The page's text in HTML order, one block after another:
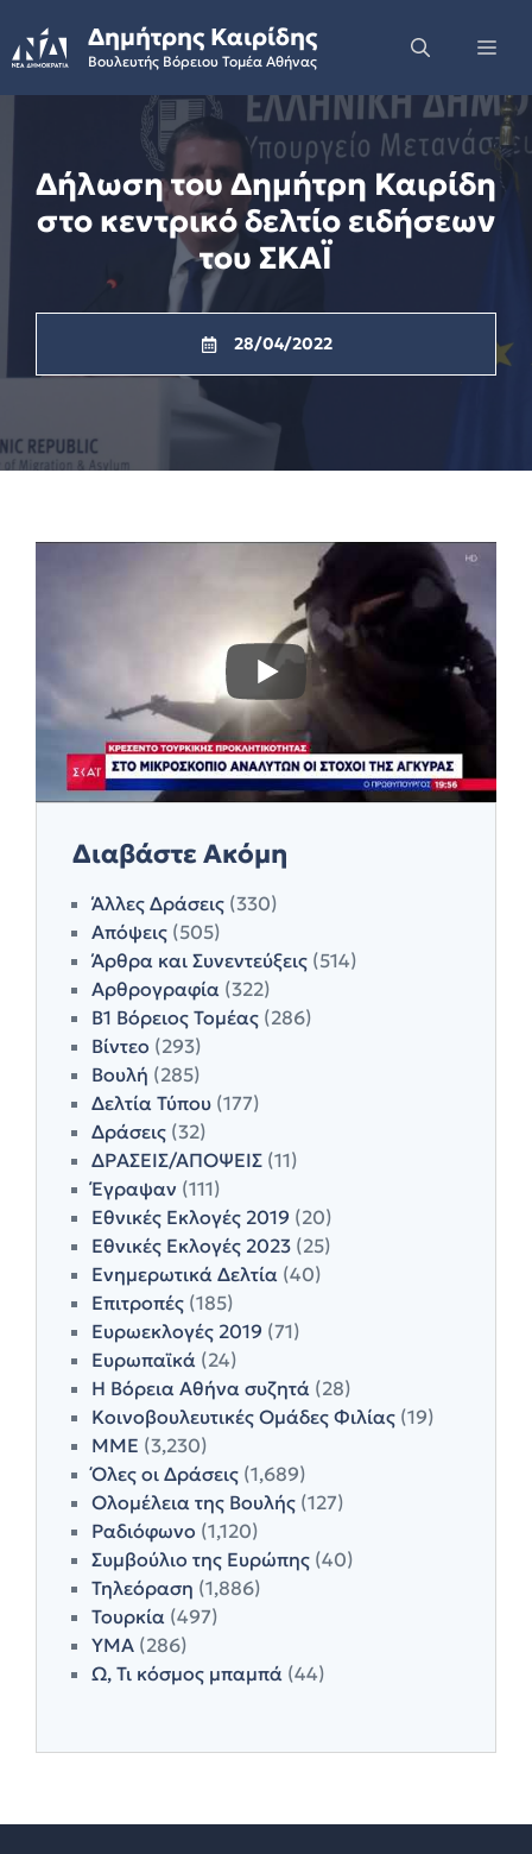
to
content
Δημήτρης Καιρίδης
Βουλευτής Βόρειου Τομέα Αθήνας
Δήλωση του Δημήτρη Καιρίδη
στο κεντρικό δελτίο ειδήσεων
του ΣΚΑΪ
28/04/2022
Διαβάστε Ακόμη
Άλλες Δράσεις (330)
Απόψεις (505)
Άρθρα και Συνεντεύξεις (514)
Αρθρογραφία (322)
Β1 Βόρειος Τομέας (286)
Βίντεο (293)
Βουλή (285)
Δελτία Τύπου (177)
Δράσεις (32)
ΔΡΑΣΕΙΣ/ΑΠΟΨΕΙΣ (11)
Έγραψαν (111)
Εθνικές Εκλογές 2019 (20)
Εθνικές Εκλογές 2023 (25)
Ενημερωτικά Δελτία (40)
Επιτροπές (185)
Ευρωεκλογές 2019 (71)
Ευρωπαϊκά (24)
Η Βόρεια Αθήνα συζητά (28)
Κοινοβουλευτικές Ομάδες Φιλίας (19)
ΜΜΕ (3,230)
Όλες οι Δράσεις (1,689)
Ολομέλεια της Βουλής (127)
Ραδιόφωνο (1,120)
Συμβούλιο της Ευρώπης (40)
Τηλεόραση (1,886)
Τουρκία (497)
ΥΜΑ (286)
Ω, Τι κόσμος μπαμπά (44)